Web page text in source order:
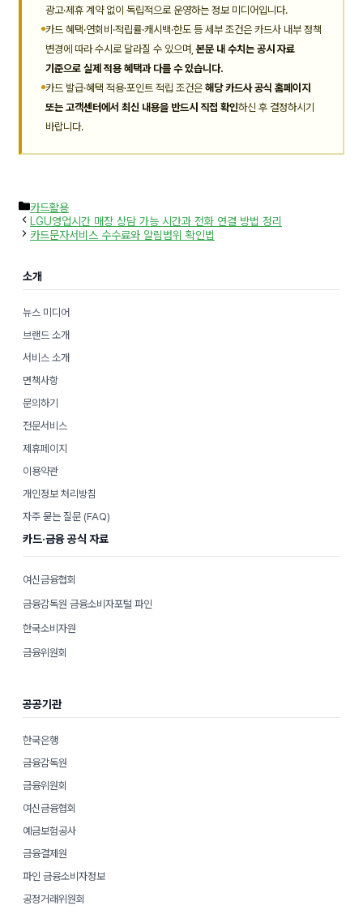
광고·제휴 계약 없이 독립적으로 운영하는 정보 미디어입니다.
카드 혜택·연회비·적립률·캐시백·한도 등 세부 조건은 카드사 내부 정책
변경에 따라 수시로 달라질 수 있으며,본문 내 수치는 공시 자료
기준으로 실제 적용 혜택과 다를 수 있습니다.
카드 발급·혜택 적용·포인트 적립 조건은 해당 카드사 공식 홈페이지
또는 고객센터에서 최신 내용을 반드시 직접 확인하신 후 결정하시기
바랍니다.
카
테
고
리
카드활용
LGU영업시간 매장 상담 가능 시간과 전화 연결 방법 정리
카드문자서비스 수수료와 알림범위 확인법
소개
뉴스 미디어
브랜드 소개
서비스 소개
면책사항
문의하기
전문서비스
제휴페이지
이용약관
개인정보 처리방침
자주 묻는 질문 (FAQ)
카드·금융 공식 자료
여신금융협회
금융감독원 금융소비자포털 파인
한국소비자원
금융위원회
공공기관
한국은행
금융감독원
금융위원회
여신금융협회
예금보험공사
금융결제원
파인 금융소비자정보
공정거래위원회